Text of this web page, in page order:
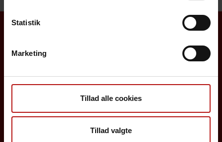
Statistik
Marketing
Tillad alle cookies
Tillad valgte
Job på SSI